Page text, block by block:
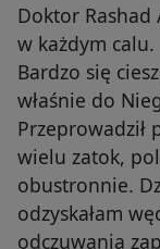
Doktor
w każdym calu.
Bardzo się
właśnie do
Przeprowadził
wielu zatok,
obustronnie.
odzyskałam
odczuwania